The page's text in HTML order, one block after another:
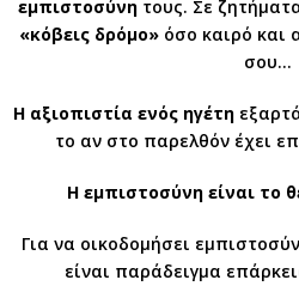
εμπιστοσύνη τους. Σε
«κόβεις δρόμο»όσο καιρό και
σου…
Η αξιοπιστία ενός ηγέτη
το αν στο παρελθόν έχει
Η εμπιστοσύνη είναι το
Για να οικοδομήσει
είναι παράδειγμα